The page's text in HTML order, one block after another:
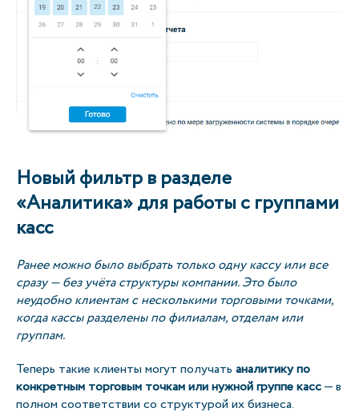
Новый фильтр в разделе
«Аналитика» для работы с группами
касс
Ранее можно было выбрать только одну кассу или все
сразу — без учёта структуры компании. Это было
неудобно клиентам с несколькими торговыми точками,
когда кассы разделены по филиалам, отделам или
группам.
Теперь такие клиенты могут получать аналитику по
конкретным торговым точкам или нужной группе касс— в
полном соответствии со структурой их бизнеса.